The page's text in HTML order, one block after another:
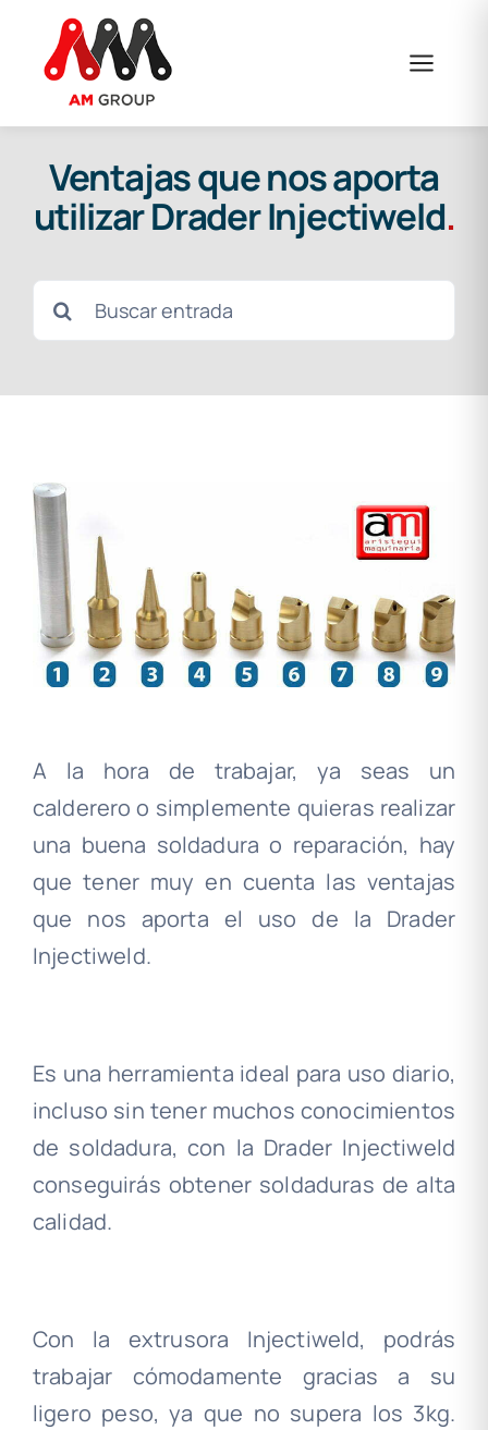
contenido
Ventajas que nos aporta
utilizar Drader Injectiweld.
Buscar:
A la hora de trabajar, ya seas un
calderero o simplemente quieras realizar
una buena soldadura o reparación, hay
que tener muy en cuenta las ventajas
que nos aporta el uso de la Drader
Injectiweld.
Es una herramienta ideal para uso diario,
incluso sin tener muchos conocimientos
de soldadura, con la Drader Injectiweld
conseguirás obtener soldaduras de alta
calidad.
Con la extrusora Injectiweld, podrás
trabajar cómodamente gracias a su
ligero peso, ya que no supera los 3kg.